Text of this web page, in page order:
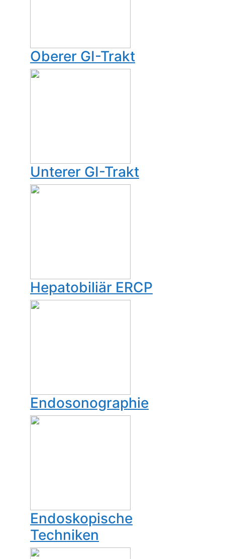
Oberer GI-Trakt
Unterer GI-Trakt
Hepatobiliär ERCP
Endosonographie
Endoskopische
Techniken